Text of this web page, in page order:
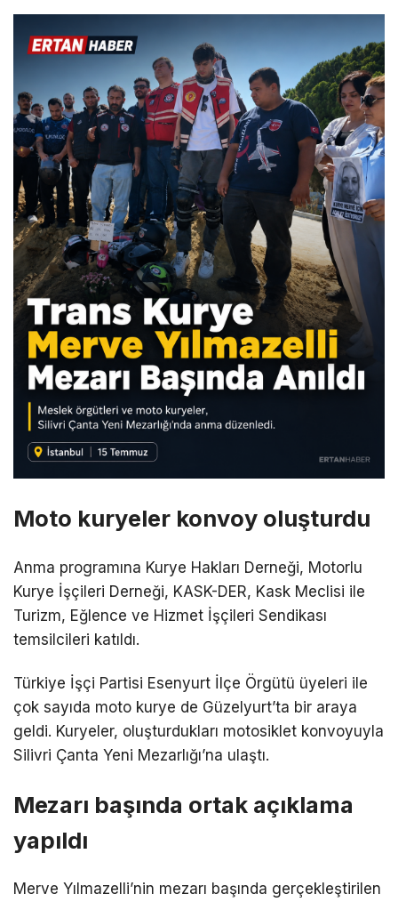
Moto kuryeler konvoy oluşturdu
Anma programına Kurye Hakları Derneği, Motorlu
Kurye İşçileri Derneği, KASK-DER, Kask Meclisi ile
Turizm, Eğlence ve Hizmet İşçileri Sendikası
temsilcileri katıldı.
Türkiye İşçi Partisi Esenyurt İlçe Örgütü üyeleri ile
çok sayıda moto kurye de Güzelyurt’ta bir araya
geldi. Kuryeler, oluşturdukları motosiklet konvoyuyla
Silivri Çanta Yeni Mezarlığı’na ulaştı.
Mezarı başında ortak açıklama
yapıldı
Merve Yılmazelli’nin mezarı başında gerçekleştirilen